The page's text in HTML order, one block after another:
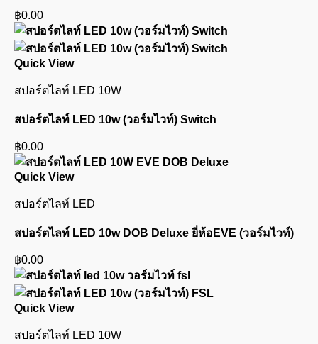
฿0.00
Quick View
สปอร์ตไลท์ LED 10W
สปอร์ตไลท์ LED 10w (วอร์มไวท์) Switch
฿0.00
Quick View
สปอร์ตไลท์ LED
สปอร์ตไลท์ LED 10w DOB Deluxe ยี่ห้อEVE (วอร์มไวท์)
฿0.00
Quick View
สปอร์ตไลท์ LED 10W